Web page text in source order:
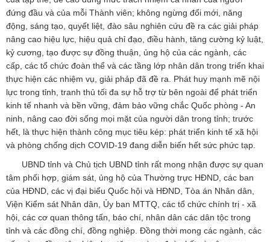
đứng đầu và của mỗi Thành viên; không ngừng đổi mới, năng
động, sáng tạo, quyết liệt, đào sâu nghiên cứu đề ra các giải pháp
nâng cao hiệu lực, hiệu quả chỉ đạo, điều hành, tăng cường kỷ luật,
kỷ cương, tạo được sự đồng thuận, ủng hộ của các ngành, các
cấp, các tổ chức đoàn thể và các tầng lớp nhân dân trong triển khai
thực hiện các nhiệm vụ, giải pháp đã đề ra. Phát huy mạnh mẽ nội
lực trong tỉnh, tranh thủ tối đa sự hỗ trợ từ bên ngoài để phát triển
kinh tế nhanh và bền vững, đảm bảo vững chắc Quốc phòng - An
ninh, nâng cao đời sống mọi mặt của người dân trong tỉnh; trước
hết, là thực hiện thành công mục tiêu kép: phát triển kinh tế xã hội
và phòng chống dịch COVID-19 đang diễn biến hết sức phức tạp.
UBND tỉnh và Chủ tịch UBND tỉnh rất mong nhận được sự quan
tâm phối hợp, giám sát, ủng hộ của Thường trực HĐND, các ban
của HĐND, các vị đại biểu Quốc hội và HĐND, Tòa án Nhân dân,
Viện Kiểm sát Nhân dân, Ủy ban MTTQ, các tổ chức chính trị - xã
hội, các cơ quan thông tấn, báo chí, nhân dân các dân tộc trong
tỉnh và các đồng chí, đồng nghiệp. Đồng thời mong các ngành, các